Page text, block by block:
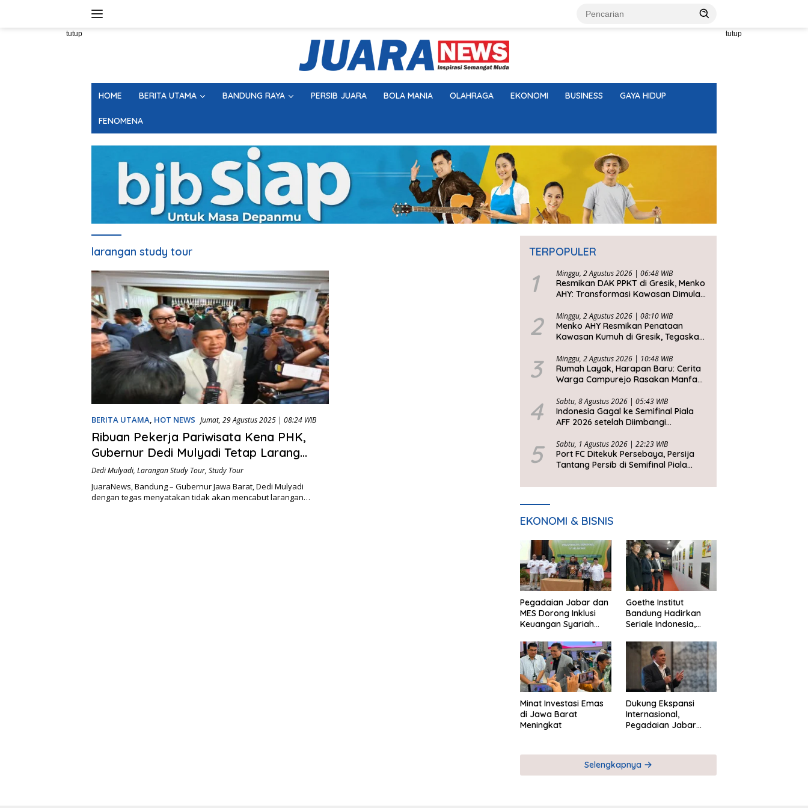
tutup tutup
HOME BERITA UTAMA BANDUNG RAYA PERSIB JUARA BOLA MANIA OLAHRAGA EKONOMI BUSINESS GAYA HIDUP
FENOMENA
larangan study tour
BERITA UTAMA, HOT NEWS Jumat, 29 Agustus 2025 | 08:24 WIB
Ribuan Pekerja Pariwisata Kena PHK,
Gubernur Dedi Mulyadi Tetap Larang
Study Tour
Dedi Mulyadi, Larangan Study Tour, Study Tour
JuaraNews, Bandung – Gubernur Jawa Barat, Dedi Mulyadi
dengan tegas menyatakan tidak akan mencabut larangan…
TERPOPULER
1 Minggu, 2 Agustus 2026 | 06:48 WIB
Resmikan DAK PPKT di Gresik, Menko
AHY: Transformasi Kawasan Dimulai
2 Minggu, 2 Agustus 2026 | 08:10 WIB
Menko AHY Resmikan Penataan
Kawasan Kumuh di Gresik, Tegaskan
Kesejahteraan Rakyat
3 Minggu, 2 Agustus 2026 | 10:48 WIB
Rumah Layak, Harapan Baru: Cerita
Warga Campurejo Rasakan Manfaat
4 Sabtu, 8 Agustus 2026 | 05:43 WIB
Indonesia Gagal ke Semifinal Piala
AFF 2026 setelah Diimbangi
Beruntung
5 Sabtu, 1 Agustus 2026 | 22:23 WIB
Port FC Ditekuk Persebaya, Persija
Tantang Persib di Semifinal Piala
EKONOMI & BISNIS
Pegadaian Jabar dan
MES Dorong Inklusi
Keuangan Syariah
UMKM
Goethe Institut
Bandung Hadirkan
Seriale Indonesia,
Global Industri Serial
Minat Investasi Emas
di Jawa Barat
Meningkat
Dukung Ekspansi
Internasional,
Pegadaian Jabar
Pegadaian Timor
Leste
Selengkapnya